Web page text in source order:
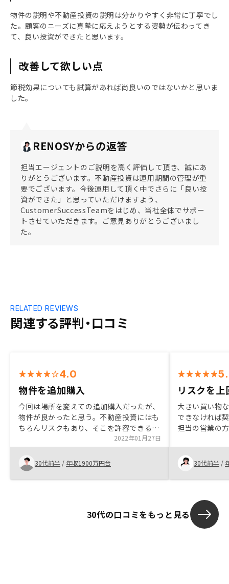
物件の説明や不動産投資の説明は分かりやすく非常に丁寧でし
た。顧客のニーズに真摯に応えようとする姿勢が伝わってき
て、良い投資ができたと思います。
改善して欲しい点
節税効果についても試算があれば尚良いのではないかと思いま
した。
RENOSYからの返答
担当エージェントのご説明を高く評価して頂き、誠にあ
りがとうございます。不動産投資は運用期間の管理が重
要でございます。今後運用して頂く中でさらに「良い投
資ができた」と思っていただけますよう、
CustomerSuccessTeamをはじめ、当社全体でサポー
トさせていただきます。ご意見ありがとうございまし
た。
関連する評判・口コミ
RELATED REVIEWS
4.0
物件を追加購入
今回は場所を変えての追加購入だったが、
物件が良かったと思う。不動産投資にはも
ちろんリスクもあり、そこを許容できるか
どうかによるが、思っていたよりも、比較
的やりやすく、ミドルリスクミドルリター
ンであると思うので、ぜひ挑戦してみてほ
しい。
2022年01月27日
30代前半 / 年収1900万円台
リスクを
大きい買い物
できなければ
担当の営業の
約しました。
で、リスクを
と、東京のマ
る可能性が低
30代前半 /
30代の口コミをもっと見る